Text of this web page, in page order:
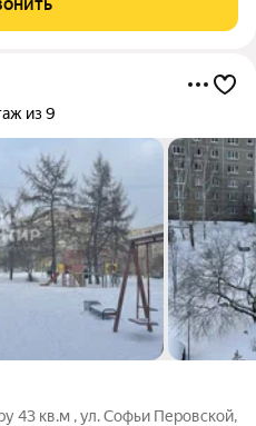
из 9
43 кв.м , ул. Софьи Перовской,